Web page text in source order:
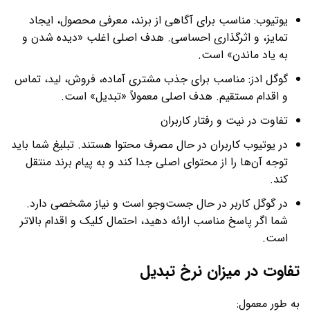
یوتیوب: مناسب برای آگاهی از برند، معرفی محصول، ایجاد
تمایز، و اثرگذاری احساسی. هدف اصلی اغلب «دیده شدن و
به یاد ماندن» است.
گوگل ادز: مناسب برای جذب مشتری آماده، فروش، لید، تماس
و اقدام مستقیم. هدف اصلی معمولاً «تبدیل» است.
تفاوت در نیت و رفتار کاربران
در یوتیوب کاربران در حال مصرف محتوا هستند. تبلیغ شما باید
توجه آن‌ها را از محتوای اصلی جدا کند و به پیام برند منتقل
کند.
در گوگل کاربر در حال جست‌وجو است و نیاز مشخصی دارد.
شما اگر پاسخ مناسب ارائه دهید، احتمال کلیک و اقدام بالاتر
است.
تفاوت در میزان نرخ تبدیل
به طور معمول: